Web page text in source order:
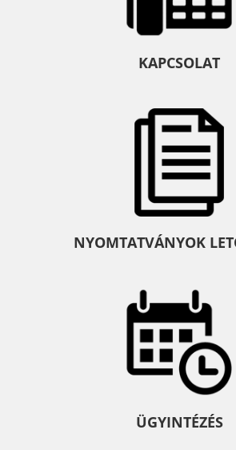
KAPCSOLAT
NYOMTATVÁNYOK
ÜGYINTÉZÉS